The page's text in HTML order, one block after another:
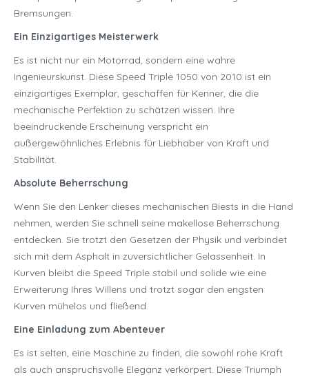
Bremsungen.
Ein Einzigartiges Meisterwerk
Es ist nicht nur ein Motorrad, sondern eine wahre
Ingenieurskunst. Diese Speed Triple 1050 von 2010 ist ein
einzigartiges Exemplar, geschaffen für Kenner, die die
mechanische Perfektion zu schätzen wissen. Ihre
beeindruckende Erscheinung verspricht ein
außergewöhnliches Erlebnis für Liebhaber von Kraft und
Stabilität.
Absolute Beherrschung
Wenn Sie den Lenker dieses mechanischen Biests in die Hand
nehmen, werden Sie schnell seine makellose Beherrschung
entdecken. Sie trotzt den Gesetzen der Physik und verbindet
sich mit dem Asphalt in zuversichtlicher Gelassenheit. In
Kurven bleibt die Speed Triple stabil und solide wie eine
Erweiterung Ihres Willens und trotzt sogar den engsten
Kurven mühelos und fließend.
Eine Einladung zum Abenteuer
Es ist selten, eine Maschine zu finden, die sowohl rohe Kraft
als auch anspruchsvolle Eleganz verkörpert. Diese Triumph